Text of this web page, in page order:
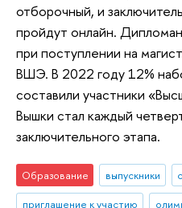
отборочный, и
пройдут онлайн.
при поступлении на
ВШЭ. В 2022 году 12%
составили участники
Вышки стал каждый
заключительного этапа.
Образование выпускники
приглашение к участию